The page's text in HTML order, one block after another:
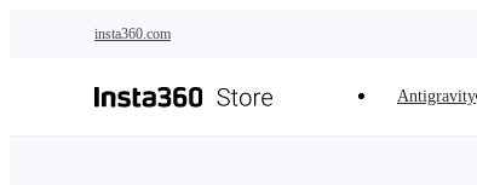
insta360.com
Antigravity